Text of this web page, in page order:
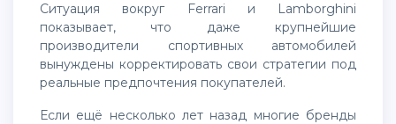
Ситуация вокруг Ferrari и Lamborghini
показывает, что даже крупнейшие
производители спортивных автомобилей
вынуждены корректировать свои стратегии под
реальные предпочтения покупателей.
Если ещё несколько лет назад многие бренды